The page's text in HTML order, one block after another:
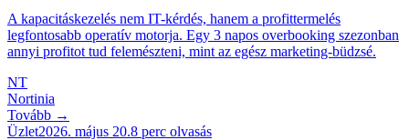
A kapacitáskezelés nem IT-kérdés, hanem a profittermelés
legfontosabb operatív motorja. Egy 3 napos overbooking szezonban
annyi profitot tud felemészteni, mint az egész marketing-büdzsé.
NT
Nortinia
Tovább →
Üzlet2026. május 20.8 perc olvasás